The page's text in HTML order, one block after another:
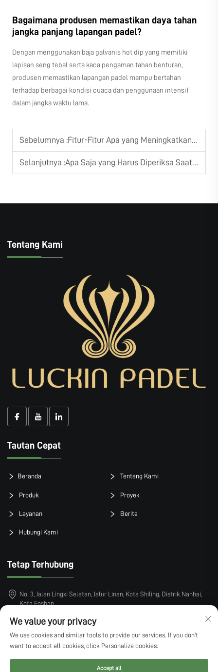
Bagaimana produsen memastikan daya tahan
jangka panjang lapangan padel?
Dengan menggunakan baja galvanis hot dip yang memiliki
lapisan seng tebal serta kaca pengaman tahan benturan,
produsen memastikan lapangan padel mampu bertahan
terhadap berbagai kondisi cuaca dan penggunaan intensif
dalam jangka waktu lama.
Sebelumnya :Fitur-Fitur Apa yang Meningkatkan Kelayakan Bermain di Lapangan Padel?
Selanjutnya :Apa Saja yang Harus Diperiksa Saat Membeli Jaring Tenis?
Tentang Kami
Tautan Cepat
Beranda Tentang Kami
Produk Proyek
Layanan Berita
Hubungi Kami
Tetap Terhubung
No. 3, Jalan Lingxi Selatan, Jalur Linan, Kota Shiling, Distrik Nanhai,
Kota Foshan
+86-15913101899
[email protected]
We value your privacy
We use cookies and similar tools to provide our services. If you don't
want to accept all cookies, click Personalize cookies.
Accept all